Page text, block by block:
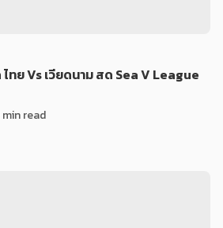
ย Vs เวียดนาม สด Sea V League
min read